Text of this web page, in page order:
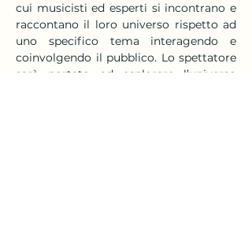
cui musicisti ed esperti si incontrano e
raccontano il loro universo rispetto ad
uno specifico tema interagendo e
coinvolgendo il pubblico. Lo spettatore
sarà portato ad esplorare l’universo